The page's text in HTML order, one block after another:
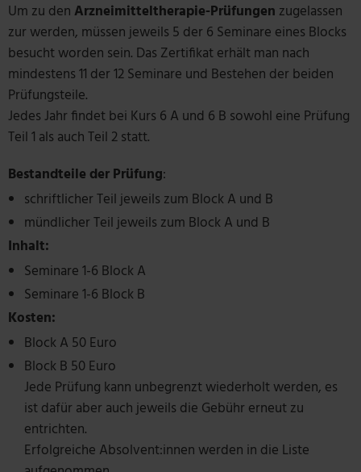
Um zu den Arzneimitteltherapie-Prüfungen zugelassen
zur werden, müssen jeweils 5 der 6 Seminare eines Blocks
besucht worden sein. Das Zertifikat erhält man nach
mindestens 11 der 12 Seminare und Bestehen der beiden
Prüfungsteile.
Jedes Jahr findet bei Kurs 6 A und 6 B sowohl eine Prüfung
Teil 1 als auch Teil 2 statt.
Bestandteile der Prüfung:
schriftlicher Teil jeweils zum Block A und B
mündlicher Teil jeweils zum Block A und B
Inhalt:
Seminare 1-6 Block A
Seminare 1-6 Block B
Kosten:
Block A 50 Euro
Block B 50 Euro
Jede Prüfung kann unbegrenzt wiederholt werden, es
ist dafür aber auch jeweils die Gebühr erneut zu
entrichten.
Erfolgreiche Absolvent:innen werden in die Liste